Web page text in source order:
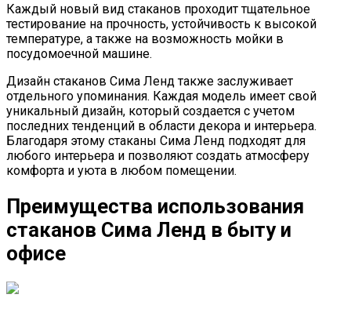
Каждый новый вид стаканов проходит тщательное
тестирование на прочность, устойчивость к высокой
температуре, а также на возможность мойки в
посудомоечной машине.
Дизайн стаканов Сима Ленд также заслуживает
отдельного упоминания. Каждая модель имеет свой
уникальный дизайн, который создается с учетом
последних тенденций в области декора и интерьера.
Благодаря этому стаканы Сима Ленд подходят для
любого интерьера и позволяют создать атмосферу
комфорта и уюта в любом помещении.
Преимущества использования
стаканов Сима Ленд в быту и
офисе